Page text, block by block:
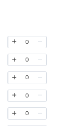
0
0
0
0
0